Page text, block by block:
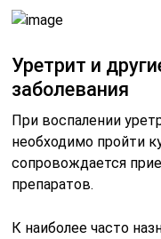
Уретрит и
заболевания
При воспалении
необходимо пройти
сопровождается
препаратов.
К наиболее часто